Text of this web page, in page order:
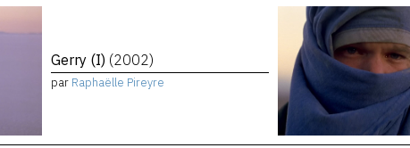
Gerry (I) (2002)
par Raphaëlle Pireyre